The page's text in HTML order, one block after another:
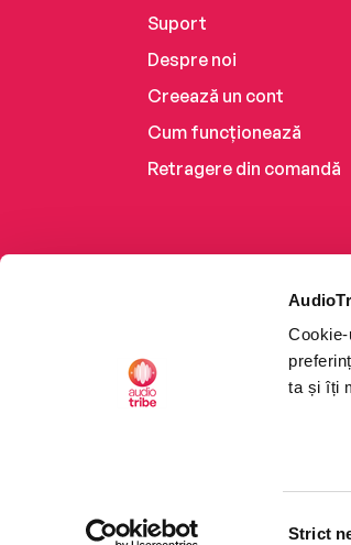
ta și îți
Strict
Suport
Despre noi
Creează un cont
Cum funcționează
Retragere din comandă
©2026